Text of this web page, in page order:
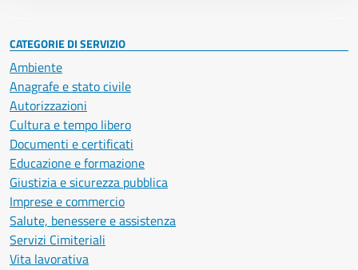
CATEGORIE DI SERVIZIO
Ambiente
Anagrafe e stato civile
Autorizzazioni
Cultura e tempo libero
Documenti e certificati
Educazione e formazione
Giustizia e sicurezza pubblica
Imprese e commercio
Salute, benessere e assistenza
Servizi Cimiteriali
Vita lavorativa